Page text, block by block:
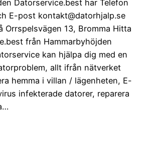
Datorservice.best har Telefon
E-post kontakt@datorhjalp.se
Orrspelsvägen 13, Bromma Hitta
från Hammarbyhöjden
kan hjälpa dig med en
allt ifrån nätverket
hemma i villan / lägenheten, E-
infekterade datorer, reparera